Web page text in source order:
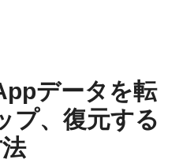
データを転
プ、復元する